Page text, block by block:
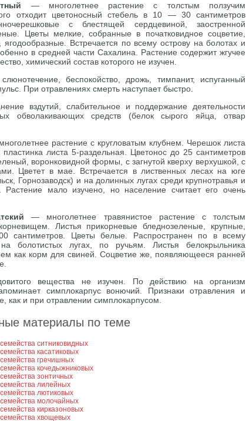
— многолетнее растение с толстым ползучим
отходит цветоносный стебель в 10 — 30 сантиметров
с блестящей сердцевиной, заостренной
Цветы мелкие, собранные в початковидное соцветие,
Встречается по всему острову на болотах и
в средней части Сахалина. Растение содержит жгучее
химический состав которого не изучен.
беспокойство, дрожь, тимпанит, испуганный
При отравлениях смерть наступает быстро.
вздутий, слабительное и поддержание деятельности
обволакивающих средств (белок сырого яйца, отвар
растение с кругловатым клубнем. Черешок листа
листа 5-раздельная. Цветонос до 25 сантиметров
воронковидной формы, с загнутой кверху верхушкой, с
Цветет в мае. Встречается в лиственных лесах на юге
Горнозаводск) и на долинных лугах среди крупнотравья и
Растение мало изучено, но население считает его очень
— многолетнее травянистое растение с толстым
Листья прикорневые бледнозеленые, крупные,
сантиметров. Цветы белые. Распространен по в всему
на болотистых лугах, по ручьям. Листья белокрыльника
как корм для свиней. Соцветие же, появляющееся ранней
вещества не изучен. По действию на организм
симплокарпус вонючий. Признаки отравления и
как и при отравлении симплокарпусом.
материалы по теме
ситниковидных
касатиковых
гречишных
кочедыжниковых
зонтичных
лилейных
лютиковых
молочайных
кирказоновых
хвощевых